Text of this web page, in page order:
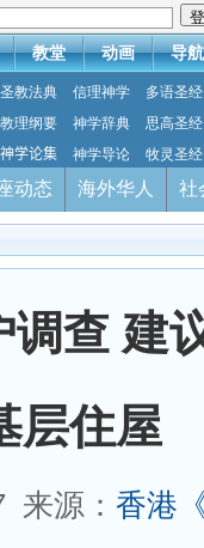
教堂 动画 导航
圣教法典 信理神学
多语圣经
教理纲要 神学辞典
思高圣经
神学论集 神学导论 牧灵圣经
动态 海外华人 社
调查 建
层住屋
来源： 香港